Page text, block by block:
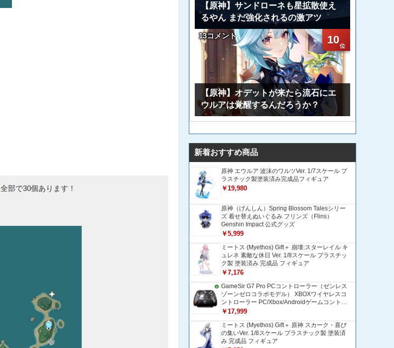
全部で30個あります！
【原神】サンドローネも星拡散使え
るやん まだ強化されるの激アツ
10
13コメント
【原神】オデットが来たら流石にエ
ウルアは覚醒するんだろうか？
新着おすすめ商品
原神 エウルア 波沫のワルツVer. 1/7スケール プ
ラスチック製塗装済み完成品フィギュア
￥19,980
原神（げんしん）Spring Blossom Talesシリー
ズ 着せ替えぬいぐるみ フリンズ（Flins）
Genshin Impact 公式グッズ
￥5,999
ミートス (Myethos) Gift＋ 崩壊:スターレイル キ
ュレネ 素敵な休日 Ver. 1/8スケール プラスチッ
ク製 塗装済み 完成品 フィギュア
￥7,176
GameSir G7 Pro PCコントローラー（ゼンレス
ゾーンゼロコラボモデル） XBOXワイヤレスコ
ントローラー PC/Xbox/Androidゲームコントロ
ーラー 1200mAH大容量バッテリー TMRホール
コントローラー 追加ボタン＆トリガー/グリップ
振動モーター搭載 トリガーストップ＆背面ボタ
ンロック付きゲームパッド 光学式マイクロスイ
￥17,999
ミートス (Myethos) Gift＋ 原神 スカーク・喜び
の集いVer. 1/8スケール プラスチック製 塗装済
み 完成品 フィギュア